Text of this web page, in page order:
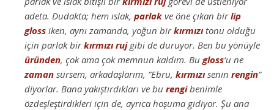
adeta. Dudakta; hem ıslak, parlak ve öne çıkan birlip
gloss iken, aynı zamanda, yoğun birkırmızıtonu olduğu
için parlak birkırmızı rujgibi de duruyor. Ben bu yönüyle
üründen, çok ama çok memnun kaldım. Bugloss‘u ne
zaman sürsem, arkadaşlarım, ”Ebru, kırmızısenin rengin”
diyorlar. Bana yakıştırdıkları ve bu rengibenimle
özdeşleştirdikleri için de, ayrıca hoşuma gidiyor. Şu ana